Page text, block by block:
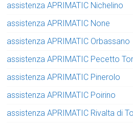
assistenza APRIMATIC Nichelino
assistenza APRIMATIC None
assistenza APRIMATIC Orbassano
assistenza APRIMATIC Pecetto
assistenza APRIMATIC Pinerolo
assistenza APRIMATIC Poirino
assistenza APRIMATIC Rivalta di